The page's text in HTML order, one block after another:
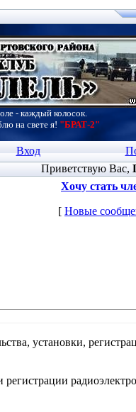
- каждый колосок.
на свете я! "БРАТ-2"
Вход
Приветствую Вас,
Хочу стать
[ Новые
установки,